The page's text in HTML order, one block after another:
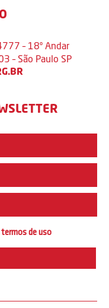
– 18º Andar
– São Paulo SP
termos de uso